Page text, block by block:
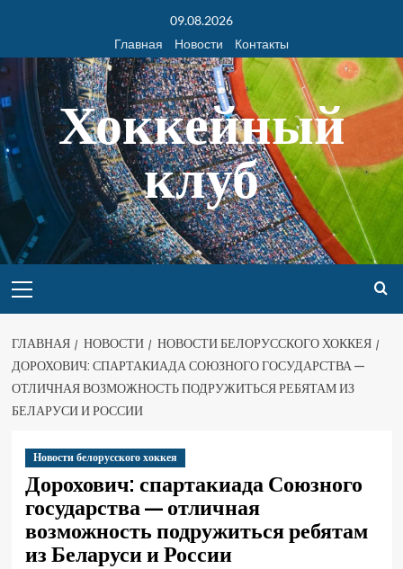
09.08.2026
Главная
Новости Контакты
Хоккейный
клуб
ГЛАВНАЯ НОВОСТИ
НОВОСТИ БЕЛОРУССКОГО ХОККЕЯ
ДОРОХОВИЧ: СПАРТАКИАДА СОЮЗНОГО ГОСУДАРСТВА —
ОТЛИЧНАЯ ВОЗМОЖНОСТЬ ПОДРУЖИТЬСЯ РЕБЯТАМ ИЗ
БЕЛАРУСИ И РОССИИ
Новости белорусского хоккея
Дорохович: спартакиада Союзного
государства — отличная
возможность подружиться ребятам
из Беларуси и России